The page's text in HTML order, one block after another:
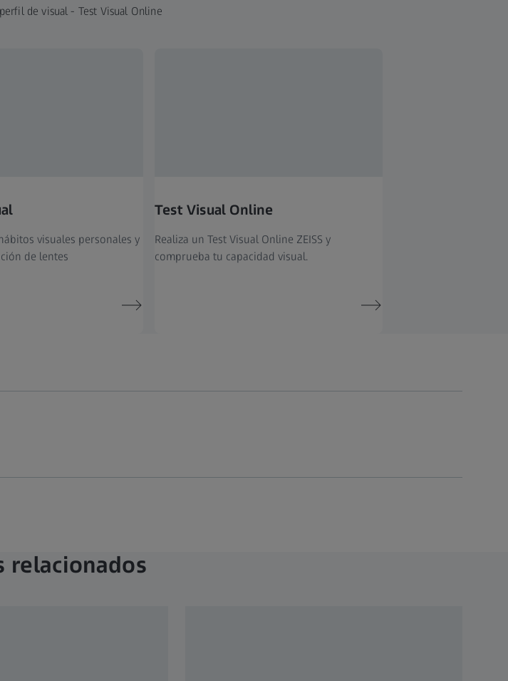
de visual - Test Visual Online
visuales personales y
de lentes
Test Visual Online
Realiza un Test Visual Online ZEISS y
comprueba tu capacidad visual.
relacionados